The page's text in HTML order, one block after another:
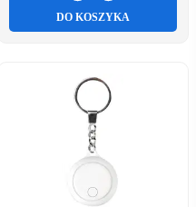
DO KOSZYKA